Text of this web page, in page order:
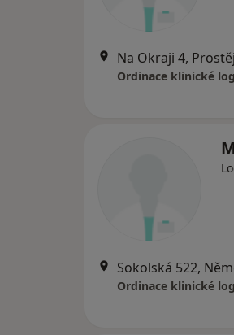
Na Okraji 4,
Ordinace klinické
Sokolská 522,
Ordinace klinické